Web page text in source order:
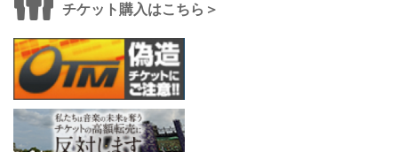
チケット購入はこちら＞